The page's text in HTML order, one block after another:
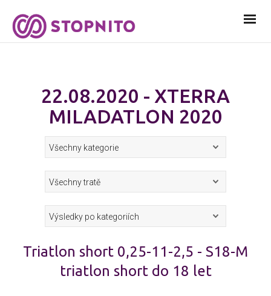
22.08.2020 - XTERRA
MILADATLON 2020
Triatlon short 0,25-11-2,5 - S18-M
triatlon short do 18 let